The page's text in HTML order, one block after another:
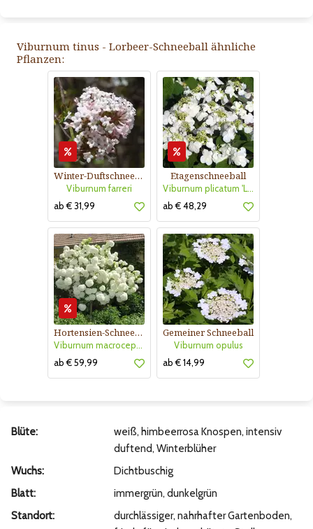
Viburnum tinus - Lorbeer-Schneeball ähnliche
Pflanzen:
Winter-Duftschneeball
Viburnum farreri
ab € 31,99
Etagenschneeball
Viburnum plicatum 'Lanarth'
ab € 48,29
Hortensien-Schneeball
Viburnum macrocephalum 'Happy Fortuna'
ab € 59,99
Gemeiner Schneeball
Viburnum opulus
ab € 14,99
Blüte:
weiß, himbeerrosa Knospen, intensiv
duftend, Winterblüher
Wuchs:
Dichtbuschig
Blatt:
immergrün, dunkelgrün
Standort:
durchlässiger, nahrhafter Gartenboden,